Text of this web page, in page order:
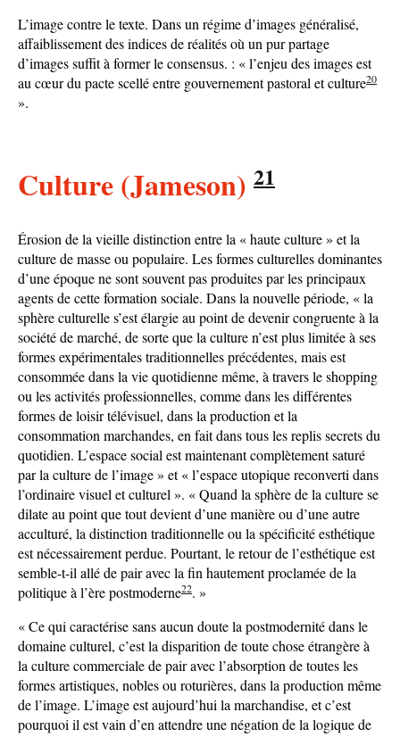
L’image contre le texte. Dans un régime d’images généralisé,
affaiblissement des indices de réalités où un pur partage
d’images suffit à former le consensus. : « l’enjeu des images est
au cœur du pacte scellé entre gouvernement pastoral et culture20
».
Culture (Jameson) 21
Érosion de la vieille distinction entre la « haute culture » et la
culture de masse ou populaire. Les formes culturelles dominantes
d’une époque ne sont souvent pas produites par les principaux
agents de cette formation sociale. Dans la nouvelle période, « la
sphère culturelle s’est élargie au point de devenir congruente à la
société de marché, de sorte que la culture n’est plus limitée à ses
formes expérimentales traditionnelles précédentes, mais est
consommée dans la vie quotidienne même, à travers le shopping
ou les activités professionnelles, comme dans les différentes
formes de loisir télévisuel, dans la production et la
consommation marchandes, en fait dans tous les replis secrets du
quotidien. L’espace social est maintenant complètement saturé
par la culture de l’image » et « l’espace utopique reconverti dans
l’ordinaire visuel et culturel ». « Quand la sphère de la culture se
dilate au point que tout devient d’une manière ou d’une autre
acculturé, la distinction traditionnelle ou la spécificité esthétique
est nécessairement perdue. Pourtant, le retour de l’esthétique est
semble-t-il allé de pair avec la fin hautement proclamée de la
politique à l’ère postmoderne22. »
« Ce qui caractérise sans aucun doute la postmodernité dans le
domaine culturel, c’est la disparition de toute chose étrangère à
la culture commerciale de pair avec l’absorption de toutes les
formes artistiques, nobles ou roturières, dans la production même
de l’image. L’image est aujourd’hui la marchandise, et c’est
pourquoi il est vain d’en attendre une négation de la logique de